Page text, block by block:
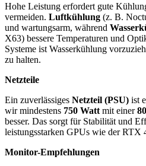
Hohe Leistung erfordert gute
vermeiden. Luftkühlung (z. B.
und wartungsarm, während
X63) bessere Temperaturen und
Systeme ist Wasserkühlung
zu halten.
Netzteile
Ein zuverlässiges Netzteil (PSU) ist
wir mindestens 750 Watt mit einer
besser. Das sorgt für Stabilität und
leistungsstarken GPUs wie der RTX
Monitor-Empfehlungen